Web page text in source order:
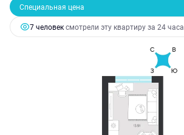
Специальная цена
7 человексмотрели эту квартиру за 24 часа